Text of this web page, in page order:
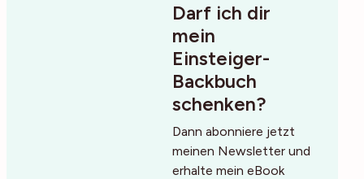
Darf ich dir
mein
Einsteiger-
Backbuch
schenken?
Dann abonniere jetzt
meinen Newsletter und
erhalte mein eBook